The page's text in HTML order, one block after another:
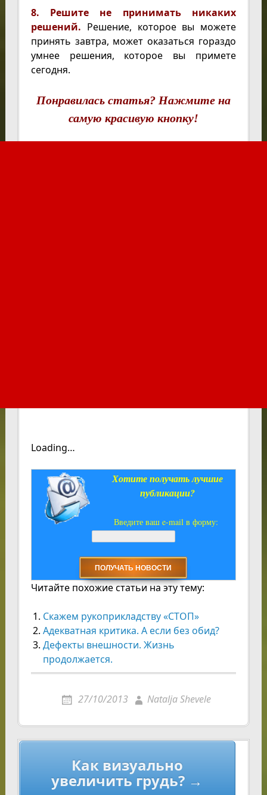
8. Решите не принимать никаких
решений. Решение, которое вы можете
принять завтра, может оказаться гораздо
умнее решения, которое вы примете
сегодня.
Понравилась статья? Нажмите на
самую красивую кнопку!
Loading…
Хотите получать лучшие
публикации?
Введите ваш e-mail в форму:
Читайте похожие статьи на эту тему:
Скажем рукоприкладству «СТОП»
Адекватная критика. А если без обид?
Дефекты внешности. Жизнь
продолжается.
27/10/2013 Natalja Shevele
Навигация
записям
Как визуально
увеличить грудь? →